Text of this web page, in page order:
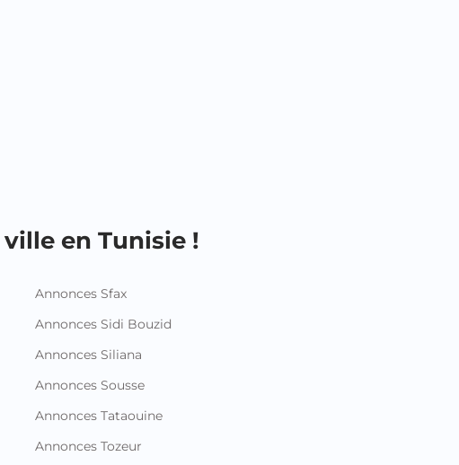
en Tunisie !
Annonces Sfax
Annonces Sidi Bouzid
Annonces Siliana
Annonces Sousse
Annonces Tataouine
Annonces Tozeur